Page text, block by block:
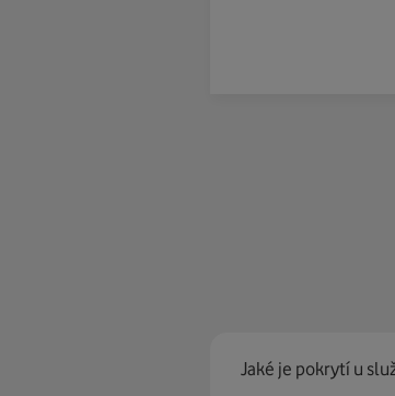
Jaké je pokrytí u